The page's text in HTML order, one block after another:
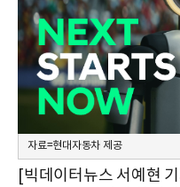
자료=현대자동차 제공
[빅데이터뉴스 서예현